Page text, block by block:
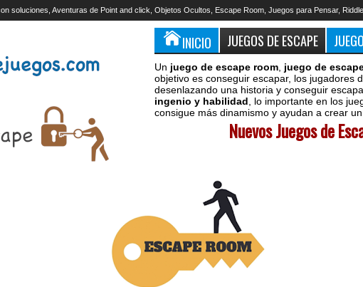
soluciones, Aventuras de Point and click, Objetos Ocultos, Escape Room, Juegos para Pensar,
INICIO JUEGOS DE ESCAPE
Un juego de escape room juego de
objetivo es conseguir escapar, los jugadores
desenlazando una historia y conseguir
ingenio y habilidad , lo importante en los
consigue más dinamismo y ayudan a crear
Nuevos Juegos de